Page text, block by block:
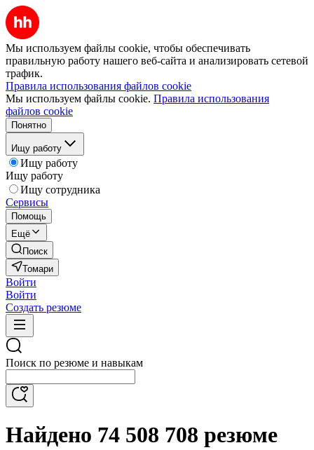
Мы используем файлы cookie, чтобы обеспечивать
правильную работу нашего веб-сайта и анализировать сетевой
трафик.
Правила использования файлов cookie
Мы используем файлы cookie. Правила использования
файлов cookie
Понятно
Ищу работу
Ищу работу
Ищу работу
Ищу сотрудника
Сервисы
Помощь
Ещё
Поиск
Томари
Войти
Войти
Создать резюме
Поиск по резюме и навыкам
Найдено 74 508 708 резюме